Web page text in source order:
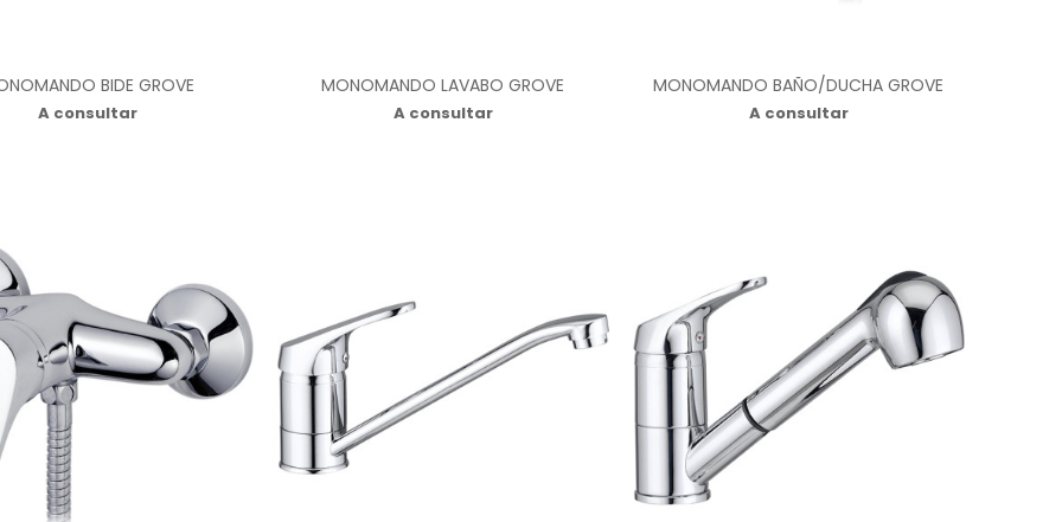
BIDE GROVE
A consultar
MONOMANDO LAVABO GROVE
A consultar
MONOMANDO BAÑO/DUCHA GROVE
A consultar